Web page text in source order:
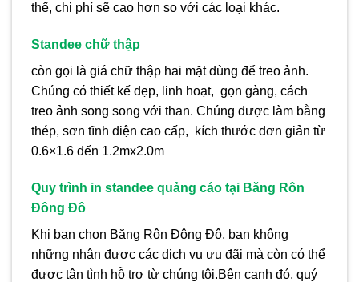
thế, chi phí sẽ cao hơn so với các loại khác.
Standee chữ thập
còn gọi là giá chữ thập hai mặt dùng để treo ảnh.
Chúng có thiết kế đẹp, linh hoạt, gọn gàng, cách
treo ảnh song song với than. Chúng được làm bằng
thép, sơn tĩnh điện cao cấp, kích thước đơn giản từ
0.6×1.6 đến 1.2mx2.0m
Quy trình in standee quảng cáo tại Băng Rôn
Đông Đô
Khi bạn chọn Băng Rôn Đông Đô, bạn không
những nhận được các dịch vụ ưu đãi mà còn có thể
được tận tình hỗ trợ từ chúng tôi.Bên cạnh đó, quý